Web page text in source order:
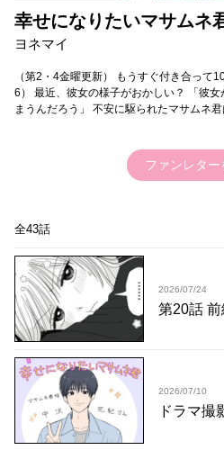
幸せになりたいマサムネ
ヨネマイ
（第2・4金曜更新） もうすぐ付き合って
6） 最近、彼女の様子がおかしい？ 「彼
まうんだろう」 不安に駆られたマサムネ
ファンレター
全43話
2026/07/24
第20話 前
2026/07/10
ドラマ撮